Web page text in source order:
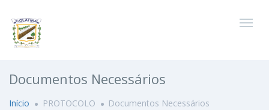
Documentos Necessários
Início PROTOCOLO Documentos Necessários